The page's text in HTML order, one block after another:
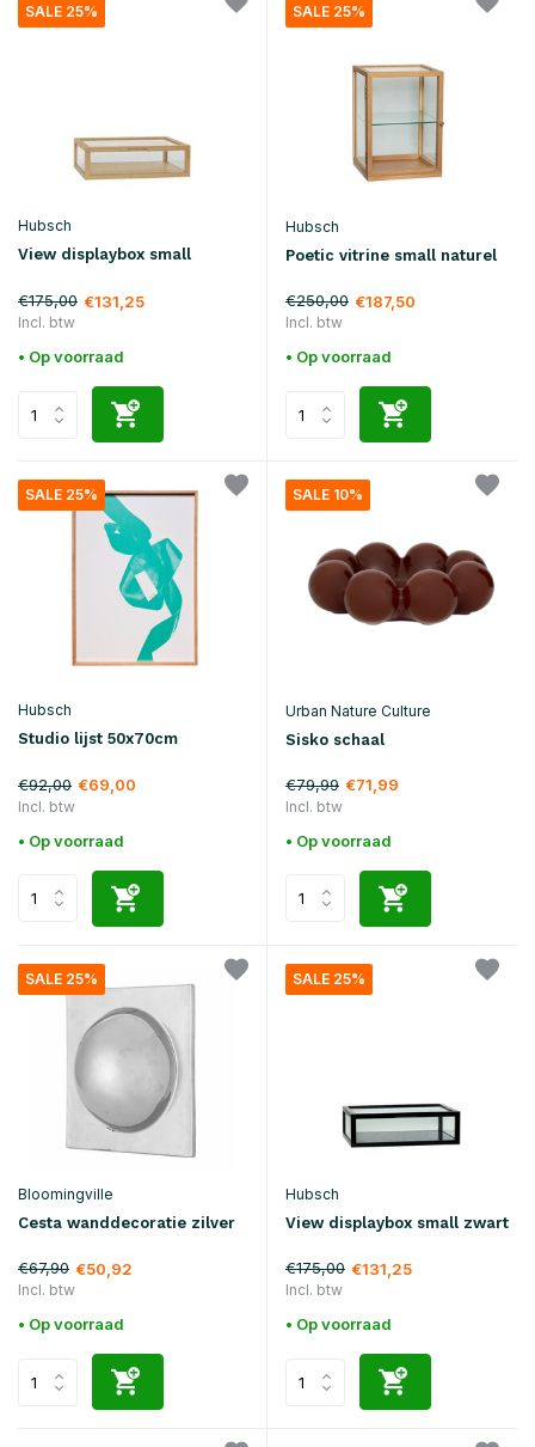
SALE 25%
Hubsch
View displaybox small
€175,00 €131,25
Incl. btw
• Op voorraad
SALE 25%
Hubsch
Poetic vitrine small naturel
€250,00 €187,50
Incl. btw
• Op voorraad
SALE 25%
Hubsch
Studio lijst 50x70cm
€92,00 €69,00
Incl. btw
• Op voorraad
SALE 10%
Urban Nature Culture
Sisko schaal
€79,99 €71,99
Incl. btw
• Op voorraad
SALE 25%
Bloomingville
Cesta wanddecoratie zilver
€67,90 €50,92
Incl. btw
• Op voorraad
SALE 25%
Hubsch
View displaybox small zwart
€175,00 €131,25
Incl. btw
• Op voorraad